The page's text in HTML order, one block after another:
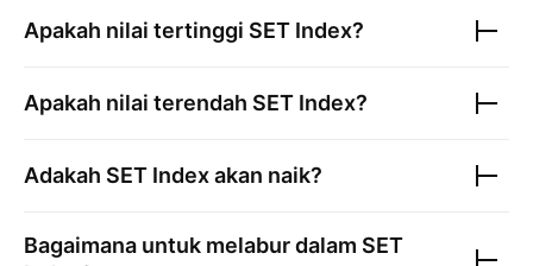
Apakah nilai tertinggi SET Index?
Apakah nilai terendah SET Index?
Adakah SET Indexakan naik?
Bagaimana untuk melabur dalam SET